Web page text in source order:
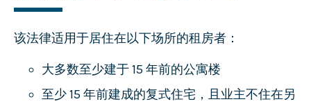
该法律适用于居住在以下场所的租房者：
大多数至少建于 15 年前的公寓楼
至少 15 年前建成的复式住宅，且业主不住在另